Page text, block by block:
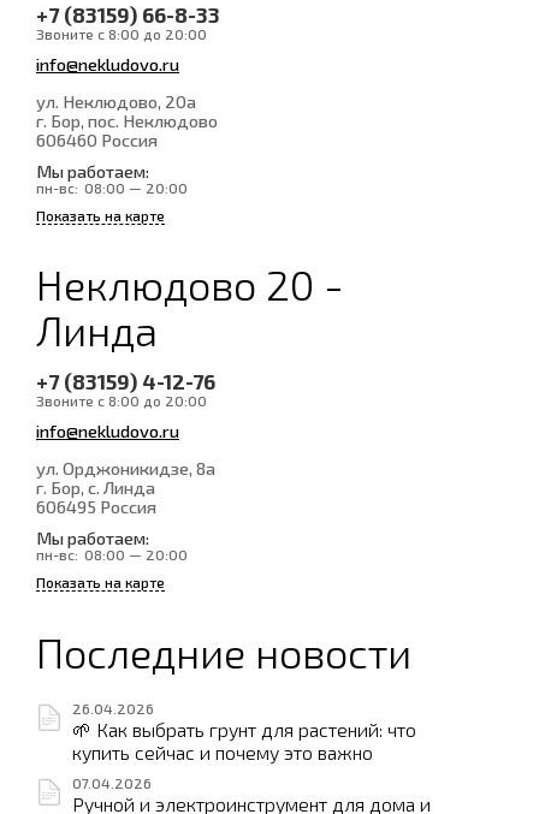
+7 (83159) 66-8-33
Звоните с 8:00 до 20:00
info@nekludovo.ru
ул. Неклюдово, 20а
г. Бор, пос. Неклюдово
606460 Россия
Мы работаем:
пн-вс: 08:00 — 20:00
Показать на карте
Неклюдово 20 -
Линда
+7 (83159) 4-12-76
Звоните с 8:00 до 20:00
info@nekludovo.ru
ул. Орджоникидзе, 8а
г. Бор, с. Линда
606495 Россия
Мы работаем:
пн-вс: 08:00 — 20:00
Показать на карте
Последние новости
26.04.2026
🌱 Как выбрать грунт для растений: что
купить сейчас и почему это важно
07.04.2026
Ручной и электроинструмент для дома и